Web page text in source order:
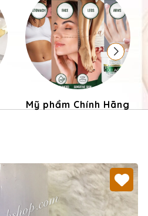
Mỹ phẩm Chính Hãng